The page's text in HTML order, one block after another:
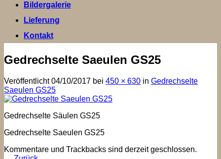
Bildergalerie
Lieferung
Kontakt
Gedrechselte Saeulen GS25
Veröffentlicht04/10/2017 bei 450 × 630 in Gedrechselte
Saeulen GS25
Gedrechselte Säulen GS25
Gedrechselte Saeulen GS25
Kommentare und Trackbacks sind derzeit geschlossen.